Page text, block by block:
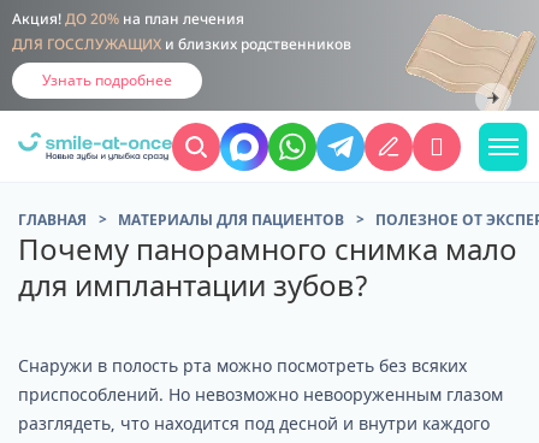
Акция! ДО 20% на план лечения
ДЛЯ ГОССЛУЖАЩИХ и близких родственников
Узнать подробнее
ГЛАВНАЯ МАТЕРИАЛЫ ДЛЯ ПАЦИЕНТОВ ПОЛЕЗНОЕ ОТ
Почему панорамного снимка мало
для имплантации зубов?
Снаружи в полость рта можно посмотреть без всяких
приспособлений. Но невозможно невооруженным глазом
разглядеть, что находится под десной и внутри каждого